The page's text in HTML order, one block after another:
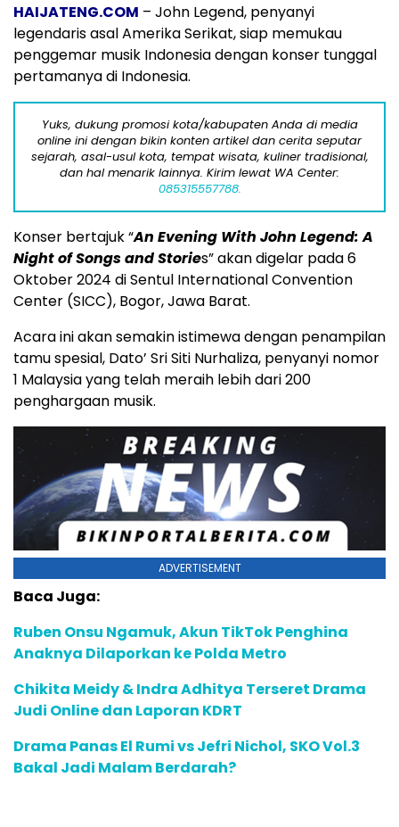
HAIJATENG.COM – John Legend, penyanyi
legendaris asal Amerika Serikat, siap memukau
penggemar musik Indonesia dengan konser tunggal
pertamanya di Indonesia.
Yuks, dukung promosi kota/kabupaten Anda di media
online ini dengan bikin konten artikel dan cerita seputar
sejarah, asal-usul kota, tempat wisata, kuliner tradisional,
dan hal menarik lainnya. Kirim lewat WA Center:
085315557788.
Konser bertajuk “An Evening With John Legend: A
Night of Songs and Stories” akan digelar pada 6
Oktober 2024 di Sentul International Convention
Center (SICC), Bogor, Jawa Barat.
Acara ini akan semakin istimewa dengan penampilan
tamu spesial, Dato’ Sri Siti Nurhaliza, penyanyi nomor
1 Malaysia yang telah meraih lebih dari 200
penghargaan musik.
ADVERTISEMENT
Baca Juga:
Ruben Onsu Ngamuk, Akun TikTok Penghina
Anaknya Dilaporkan ke Polda Metro
Chikita Meidy & Indra Adhitya Terseret Drama
Judi Online dan Laporan KDRT
Drama Panas El Rumi vs Jefri Nichol, SKO Vol.3
Bakal Jadi Malam Berdarah?